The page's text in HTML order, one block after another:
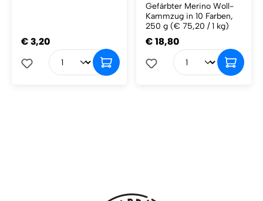
€ 3,20
Gefärbter Merino Woll-
Kammzug in 10 Farben,
250 g (€ 75,20 / 1 kg)
€ 18,80